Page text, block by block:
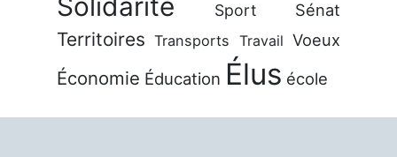
Sport Sénat
Territoires Transports Travail Voeux
Économie Éducation Élus école